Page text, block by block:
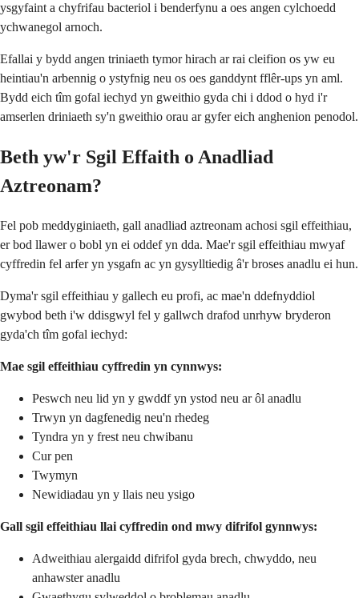
ysgyfaint a chyfrifau bacteriol i benderfynu a oes angen cylchoedd
ychwanegol arnoch.
Efallai y bydd angen triniaeth tymor hirach ar rai cleifion os yw eu
heintiau'n arbennig o ystyfnig neu os oes ganddynt fflêr-ups yn aml.
Bydd eich tîm gofal iechyd yn gweithio gyda chi i ddod o hyd i'r
amserlen driniaeth sy'n gweithio orau ar gyfer eich anghenion penodol.
Beth yw'r Sgil Effaith o Anadliad
Aztreonam?
Fel pob meddyginiaeth, gall anadliad aztreonam achosi sgil effeithiau,
er bod llawer o bobl yn ei oddef yn dda. Mae'r sgil effeithiau mwyaf
cyffredin fel arfer yn ysgafn ac yn gysylltiedig â'r broses anadlu ei hun.
Dyma'r sgil effeithiau y gallech eu profi, ac mae'n ddefnyddiol
gwybod beth i'w ddisgwyl fel y gallwch drafod unrhyw bryderon
gyda'ch tîm gofal iechyd:
Mae sgil effeithiau cyffredin yn cynnwys:
Peswch neu lid yn y gwddf yn ystod neu ar ôl anadlu
Trwyn yn dagfenedig neu'n rhedeg
Tyndra yn y frest neu chwibanu
Cur pen
Twymyn
Newidiadau yn y llais neu ysigo
Gall sgil effeithiau llai cyffredin ond mwy difrifol gynnwys:
Adweithiau alergaidd difrifol gyda brech, chwyddo, neu
anhawster anadlu